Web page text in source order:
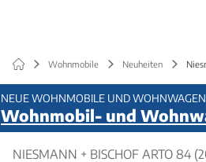
Wohnmobile Neuheiten
NEUE WOHNMOBILE UND
Wohnmobil- und
NIESMANN + BISCHOF ARTO 84